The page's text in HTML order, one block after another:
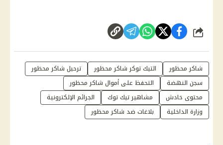
شارك
شاكر محظور التيك توكر شاكر محظور
ترحيل شاكر محظور
سجن النهضة
التحفظ على أموال شاكر محظور
محتوى خادش
مشاهير تيك توك
الجرائم الإلكترونية
وزارة الداخلية
بلاغات ضد شاكر محظور